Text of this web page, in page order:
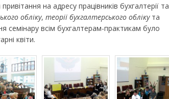
на адресу працівників бухгалтерії та
обліку, теорії бухгалтерського облікута
семінару всім бухгалтерам-практикам було
квіти.